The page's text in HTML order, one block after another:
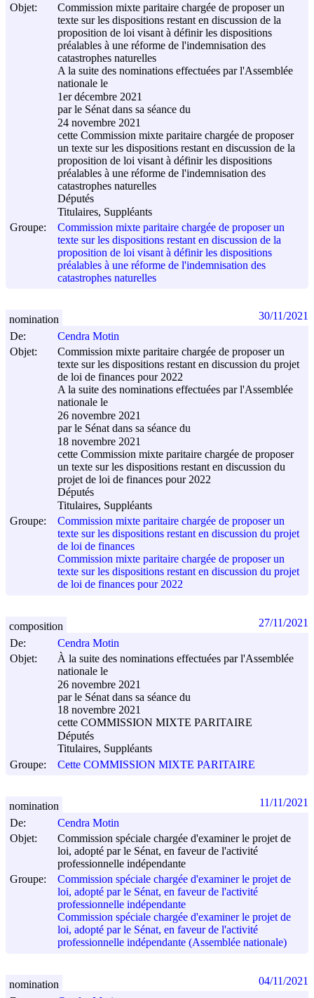
Objet:
Commission mixte paritaire chargée de proposer un
texte sur les dispositions restant en discussion de la
proposition de loi visant à définir les dispositions
préalables à une réforme de l'indemnisation des
catastrophes naturelles
A la suite des nominations effectuées par l'Assemblée
nationale le
1er décembre 2021
par le Sénat dans sa séance du
24 novembre 2021
cette Commission mixte paritaire chargée de proposer
un texte sur les dispositions restant en discussion de la
proposition de loi visant à définir les dispositions
préalables à une réforme de l'indemnisation des
catastrophes naturelles
Députés
Titulaires, Suppléants
Groupe:
Commission mixte paritaire chargée de proposer un
texte sur les dispositions restant en discussion de la
proposition de loi visant à définir les dispositions
préalables à une réforme de l'indemnisation des
catastrophes naturelles
De:
Cendra Motin
Objet:
Commission mixte paritaire chargée de proposer un
texte sur les dispositions restant en discussion du projet
de loi de finances pour 2022
A la suite des nominations effectuées par l'Assemblée
nationale le
26 novembre 2021
par le Sénat dans sa séance du
18 novembre 2021
cette Commission mixte paritaire chargée de proposer
un texte sur les dispositions restant en discussion du
projet de loi de finances pour 2022
Députés
Titulaires, Suppléants
Groupe:
Commission mixte paritaire chargée de proposer un
texte sur les dispositions restant en discussion du projet
de loi de finances
Commission mixte paritaire chargée de proposer un
texte sur les dispositions restant en discussion du projet
de loi de finances pour 2022
nomination 30/11/2021
De:
Cendra Motin
Objet:
À la suite des nominations effectuées par l'Assemblée
nationale le
26 novembre 2021
par le Sénat dans sa séance du
18 novembre 2021
cette COMMISSION MIXTE PARITAIRE
Députés
Titulaires, Suppléants
Groupe:
Cette COMMISSION MIXTE PARITAIRE
composition 27/11/2021
De:
Cendra Motin
Objet:
Commission spéciale chargée d'examiner le projet de
loi, adopté par le Sénat, en faveur de l'activité
professionnelle indépendante
Groupe:
Commission spéciale chargée d'examiner le projet de
loi, adopté par le Sénat, en faveur de l'activité
professionnelle indépendante
Commission spéciale chargée d'examiner le projet de
loi, adopté par le Sénat, en faveur de l'activité
professionnelle indépendante (Assemblée nationale)
nomination 11/11/2021
nomination 04/11/2021